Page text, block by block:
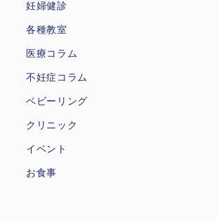
妊婦健診
各種教室
医療コラム
不妊症コラム
ベビーリング
クリニック
イベント
お食事